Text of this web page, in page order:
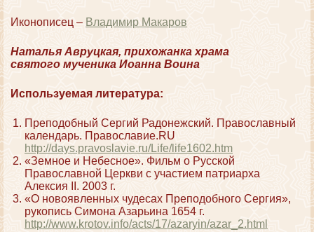
Иконописец – Владимир Макаров
Наталья Авруцкая, прихожанка храма
святого мученика Иоанна Воина
Используемая литература:
Преподобный Сергий Радонежский. Православный
календарь. Православие.RU
http://days.pravoslavie.ru/Life/life1602.htm
«Земное и Небесное». Фильм о Русской
Православной Церкви с участием патриарха
Алексия II. 2003 г.
«О новоявленных чудесах Преподобного Сергия»,
рукопись Симона Азарьина 1654 г.
http://www.krotov.info/acts/17/azaryin/azar_2.html